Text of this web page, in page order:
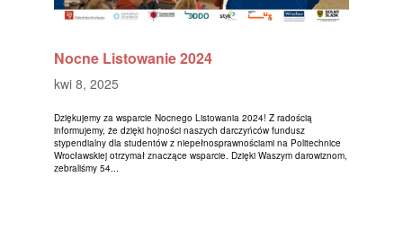
Nocne Listowanie 2024
kwi 8, 2025
Dziękujemy za wsparcie Nocnego Listowania 2024! Z radością
informujemy, że dzięki hojności naszych darczyńców fundusz
stypendialny dla studentów z niepełnosprawnościami na Politechnice
Wrocławskiej otrzymał znaczące wsparcie. Dzięki Waszym darowiznom,
zebraliśmy 54...